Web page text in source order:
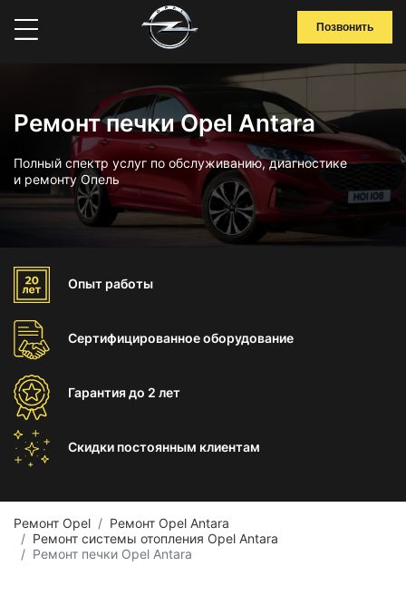
Позвонить
Ремонт печки Opel Antara
Полный спектр услуг по обслуживанию, диагностике
и ремонту Опель
Опыт работы
Сертифицированноеоборудование
Гарантиядо 2 лет
Скидки постоянным клиентам
Ремонт Opel
Ремонт Opel Antara
Ремонт системы отопления Opel Antara
Ремонт печки Opel Antara